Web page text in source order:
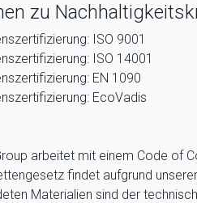
zu
ISO 9001
ISO 14001
EN 1090
EcoVadis
arbeitet mit einem Code of
findet aufgrund
Materialien sind der